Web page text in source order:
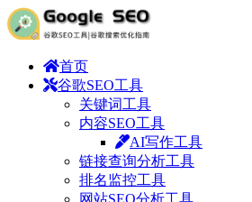
首页
谷歌SEO工具
关键词工具
内容SEO工具
AI写作工具
链接查询分析工具
排名监控工具
网站SEO分析工具